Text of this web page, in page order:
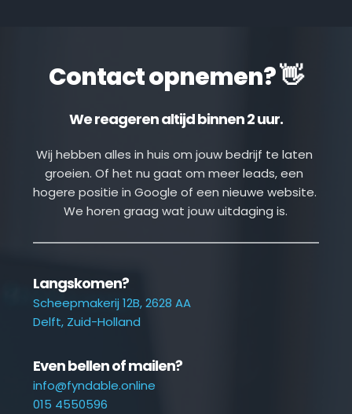
Contact opnemen? 👋
We reageren altijd binnen 2 uur.
Wij hebben alles in huis om jouw bedrijf te laten
groeien. Of het nu gaat om meer leads, een
hogere positie in Google of een nieuwe website.
We horen graag wat jouw uitdaging is.
Langskomen?
Scheepmakerij 12B, 2628 AA
Delft, Zuid-Holland
Even bellen of mailen?
info@fyndable.online
015 4550596